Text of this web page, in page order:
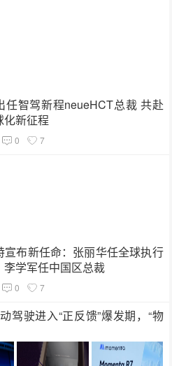
任智驾新程neueHCT总裁 共赴
化新征程
0 7
宣布新任命：张丽华任全球执行
李学军任中国区总裁
0 7
驾驶进入“正反馈”爆发期，“物